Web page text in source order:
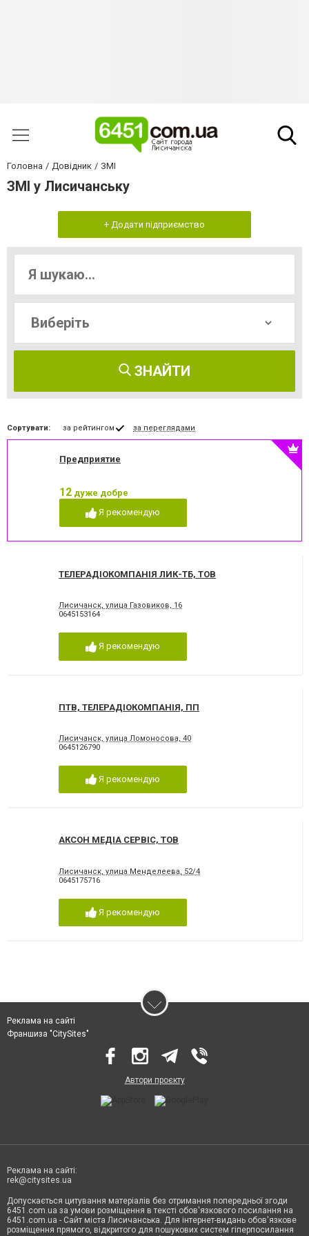
Головна Довідник ЗМІ
ЗМІ у Лисичанську
+ Додати підприємство
ЗНАЙТИ
Сортувати: за рейтингом за переглядами
Предприятие
12 дуже добре
Я рекомендую
ТЕЛЕРАДІОКОМПАНІЯ ЛИК-ТБ, ТОВ
Лисичанск, улица Газовиков, 16
0645153164
Я рекомендую
ПТВ, ТЕЛЕРАДІОКОМПАНІЯ, ПП
Лисичанск, улица Ломоносова, 40
0645126790
Я рекомендую
АКСОН МЕДІА СЕРВІС, ТОВ
Лисичанск, улица Менделеева, 52/4
0645175716
Я рекомендую
Реклама на сайті
Франшиза "CitySites"
Автори проєкту
Реклама на сайті:
rek@citysites.ua
Допускається цитування матеріалів без отримання попередньої згоди
6451.com.ua за умови розміщення в тексті обов'язкового посилання на
6451.com.ua - Сайт міста Лисичанська. Для інтернет-видань обов'язкове
розміщення прямого, відкритого для пошукових систем гіперпосилання